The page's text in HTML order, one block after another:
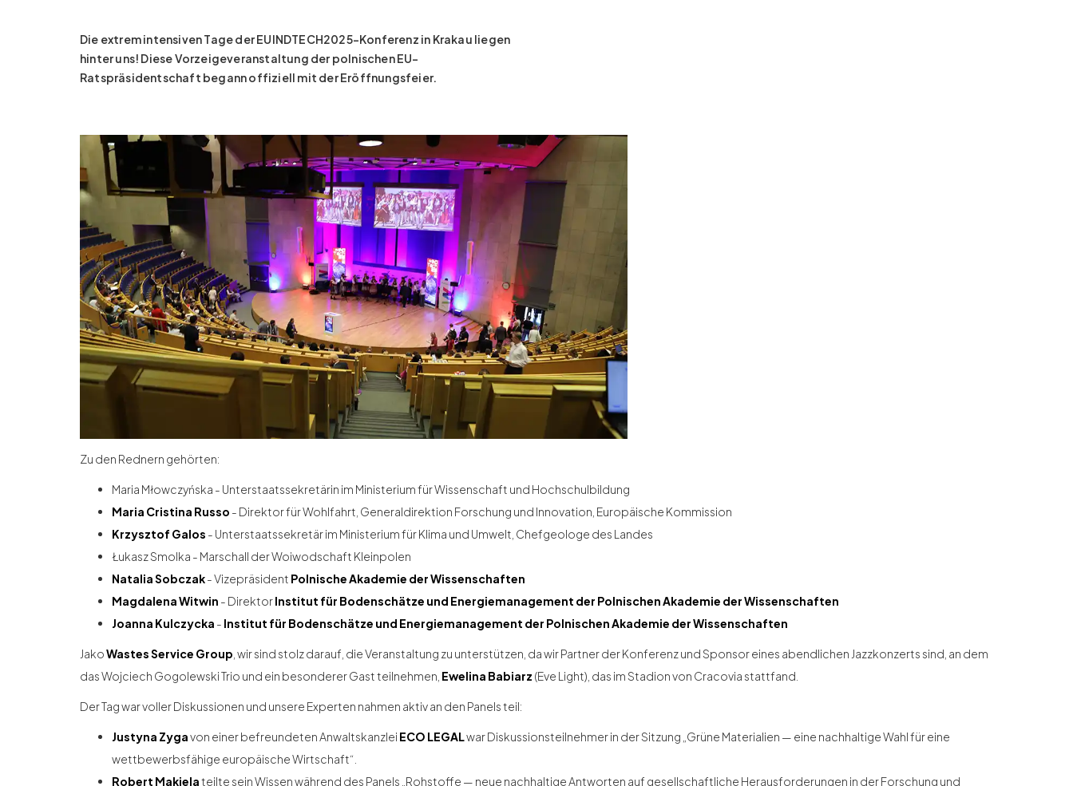
Die extrem intensiven Tage der EUINDTECH2025-Konferenz in Krakau liegen
hinter uns! Diese Vorzeigeveranstaltung der polnischen EU-
Ratspräsidentschaft begann offiziell mit der Eröffnungsfeier.
Zu den Rednern gehörten:
Maria Młowczyńska - Unterstaatssekretärin im Ministerium für Wissenschaft und Hochschulbildung
Maria Cristina Russo - Direktor für Wohlfahrt, Generaldirektion Forschung und Innovation, Europäische Kommission
Krzysztof Galos - Unterstaatssekretär im Ministerium für Klima und Umwelt, Chefgeologe des Landes
Łukasz Smolka - Marschall der Woiwodschaft Kleinpolen
Natalia Sobczak- Vizepräsident Polnische Akademie der Wissenschaften
Magdalena Witwin - DirektorInstitut für Bodenschätze und Energiemanagement der Polnischen Akademie der Wissenschaften
Joanna Kulczycka - Institut für Bodenschätze und Energiemanagement der Polnischen Akademie der Wissenschaften
JakoWastes Service Group , wir sind stolz darauf, die Veranstaltung zu unterstützen, da wir Partner der Konferenz und Sponsor eines abendlichen Jazzkonzerts sind, an dem
das Wojciech Gogolewski Trio und ein besonderer Gast teilnehmen, Ewelina Babiarz (Eve Light), das im Stadion von Cracovia stattfand.
Der Tag war voller Diskussionen und unsere Experten nahmen aktiv an den Panels teil:
Justyna Zygavon einer befreundeten Anwaltskanzlei ECO LEGAL war Diskussionsteilnehmer in der Sitzung „Grüne Materialien — eine nachhaltige Wahl für eine
wettbewerbsfähige europäische Wirtschaft“.
Robert Makielateilte sein Wissen während des Panels „Rohstoffe — neue nachhaltige Antworten auf gesellschaftliche Herausforderungen in der Forschung und